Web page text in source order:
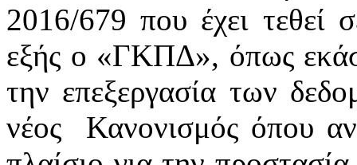
2016/679 που έχει τεθεί
εξής ο «ΓΚΠΔ», όπως
την επεξεργασία των
νέος
Κανονισμός όπου